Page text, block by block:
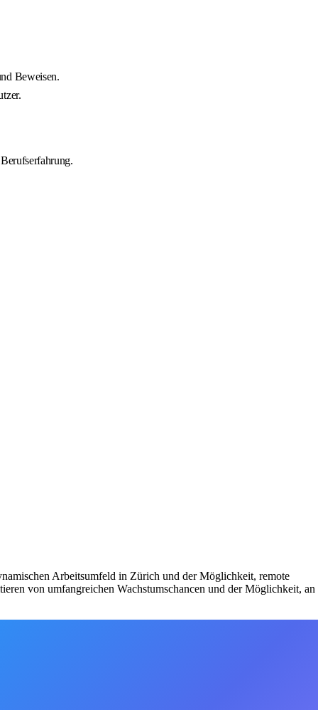
Beweisen.
Arbeitsumfeld in Zürich und der Möglichkeit, remote
von umfangreichen Wachstumschancen und der Möglichkeit, an